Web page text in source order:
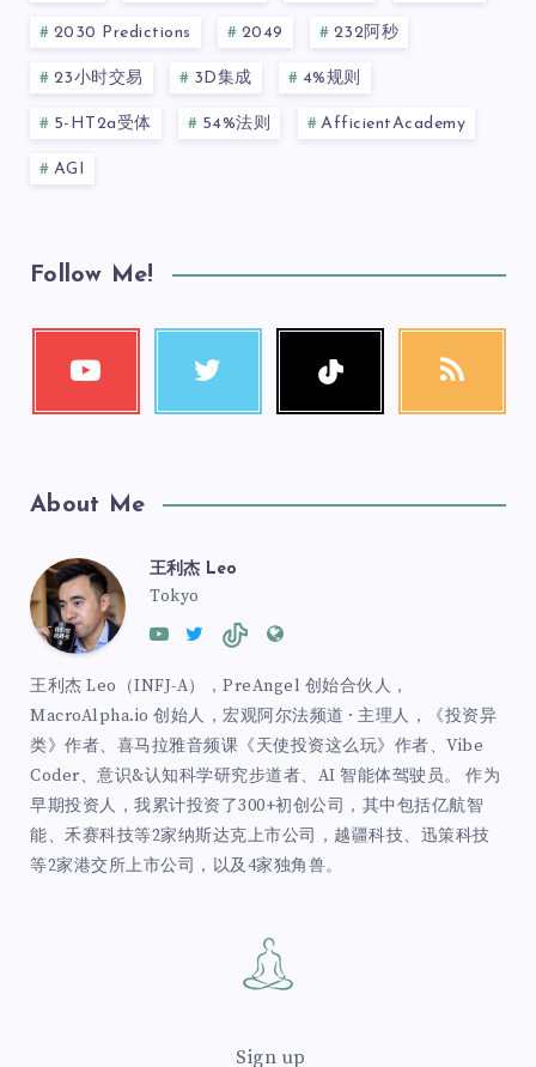
2030 Predictions 2049 232阿秒
23小时交易 3D集成 4%规则
5-HT2a受体 54%法则 AfficientAcademy
AGI
Follow Me!
About Me
王利杰 Leo
Tokyo
王利杰 Leo（INFJ-A），PreAngel 创始合伙人，
MacroAlpha.io 创始人，宏观阿尔法频道 · 主理人，《投资异
类》作者、喜马拉雅音频课《天使投资这么玩》作者、Vibe
Coder、意识&认知科学研究步道者、AI 智能体驾驶员。 作为
早期投资人，我累计投资了300+初创公司，其中包括亿航智
能、禾赛科技等2家纳斯达克上市公司，越疆科技、迅策科技
等2家港交所上市公司，以及4家独角兽。
Sign up